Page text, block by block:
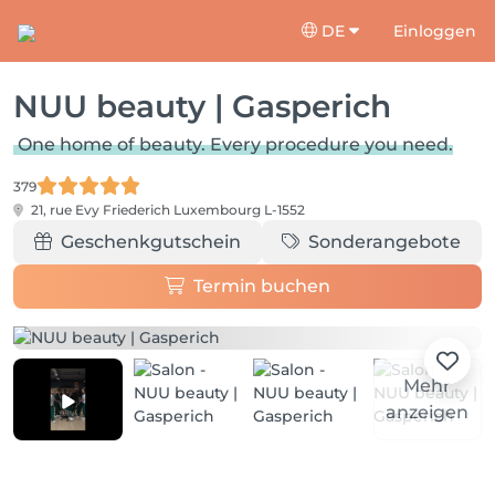
DE Einloggen
NUU beauty | Gasperich
One home of beauty. Every procedure you need.
379
21, rue Evy Friederich Luxembourg L-1552
Geschenkgutschein Sonderangebote
Termin buchen
Mehr
anzeigen